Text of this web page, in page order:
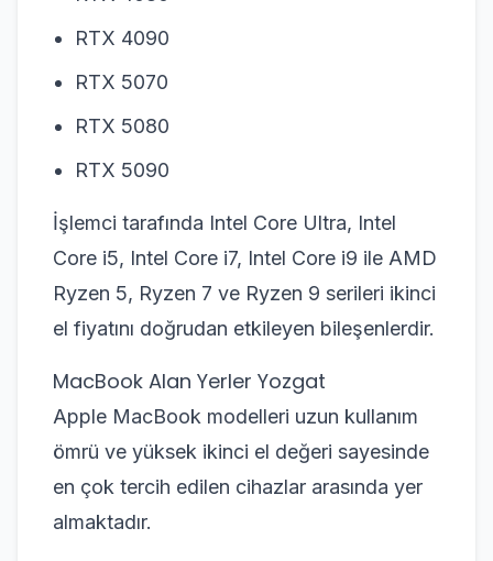
RTX 4090
RTX 5070
RTX 5080
RTX 5090
İşlemci tarafında Intel Core Ultra, Intel
Core i5, Intel Core i7, Intel Core i9 ile AMD
Ryzen 5, Ryzen 7 ve Ryzen 9 serileri ikinci
el fiyatını doğrudan etkileyen bileşenlerdir.
MacBook Alan Yerler Yozgat
Apple MacBook modelleri uzun kullanım
ömrü ve yüksek ikinci el değeri sayesinde
en çok tercih edilen cihazlar arasında yer
almaktadır.